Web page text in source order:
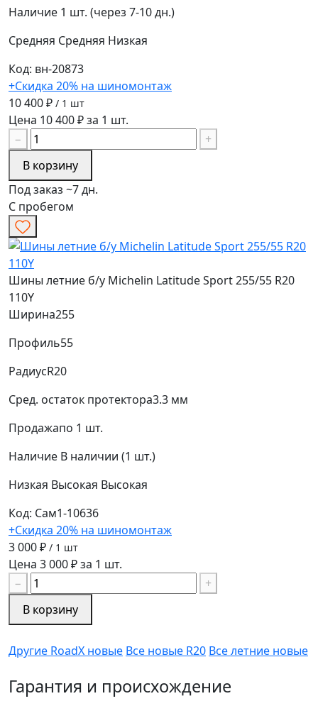
Наличие 1 шт. (через 7-10 дн.)
Средняя Средняя Низкая
Код: вн-20873
+Скидка 20% на шиномонтаж
10 400 ₽ / 1 шт
Цена 10 400 ₽ за 1 шт.
−
+
В корзину
Под заказ ~7 дн.
С пробегом
Шины летние б/у Michelin Latitude Sport 255/55 R20
110Y
Ширина255
Профиль55
РадиусR20
Сред. остаток протектора3.3 мм
Продажапо 1 шт.
Наличие В наличии (1 шт.)
Низкая Высокая Высокая
Код: Сам1-10636
+Скидка 20% на шиномонтаж
3 000 ₽ / 1 шт
Цена 3 000 ₽ за 1 шт.
−
+
В корзину
Другие RoadX новые Все новые R20 Все летние новые
Гарантия и происхождение